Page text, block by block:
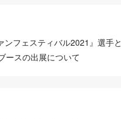
ンフェスティバル2021』選手
ースの出展について